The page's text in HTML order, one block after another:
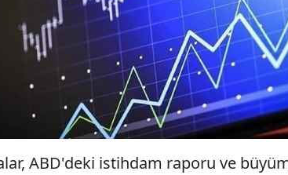
ABD'deki istihdam raporu ve